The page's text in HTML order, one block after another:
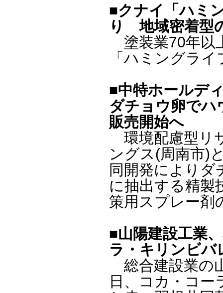
■クナイ「ハミ
り 地域密着型
塗装業70年以
「ハミングラ
■中特ホールデ
ダチョウ卵でハ
販売開始へ
環境配慮型リ
ングス(周南市)
同開発によりダ
に抽出する精製
策用スプレー剤
■山陽建設工業
ラ・キリンビバ
総合建設業の
日、コカ・コ